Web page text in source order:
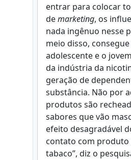
entrar para colocar
demarketing, os
nada ingênuo nesse
meio disso,
adolescente e o
da indústria da
geração de
substância. Não por
produtos são
sabores que vão
efeito desagradável
contato com produto
tabaco”, diz o